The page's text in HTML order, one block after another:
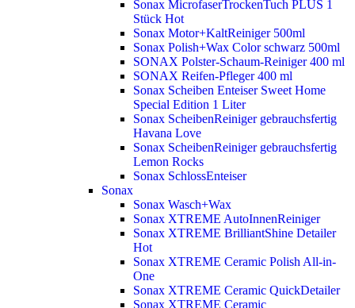
Sonax MicrofaserTrockenTuch PLUS 1
Stück Hot
Sonax Motor+KaltReiniger 500ml
Sonax Polish+Wax Color schwarz 500ml
SONAX Polster-Schaum-Reiniger 400 ml
SONAX Reifen-Pfleger 400 ml
Sonax Scheiben Enteiser Sweet Home
Special Edition 1 Liter
Sonax ScheibenReiniger gebrauchsfertig
Havana Love
Sonax ScheibenReiniger gebrauchsfertig
Lemon Rocks
Sonax SchlossEnteiser
Sonax
Sonax Wasch+Wax
Sonax XTREME AutoInnenReiniger
Sonax XTREME BrilliantShine Detailer
Hot
Sonax XTREME Ceramic Polish All-in-
One
Sonax XTREME Ceramic QuickDetailer
Sonax XTREME Ceramic